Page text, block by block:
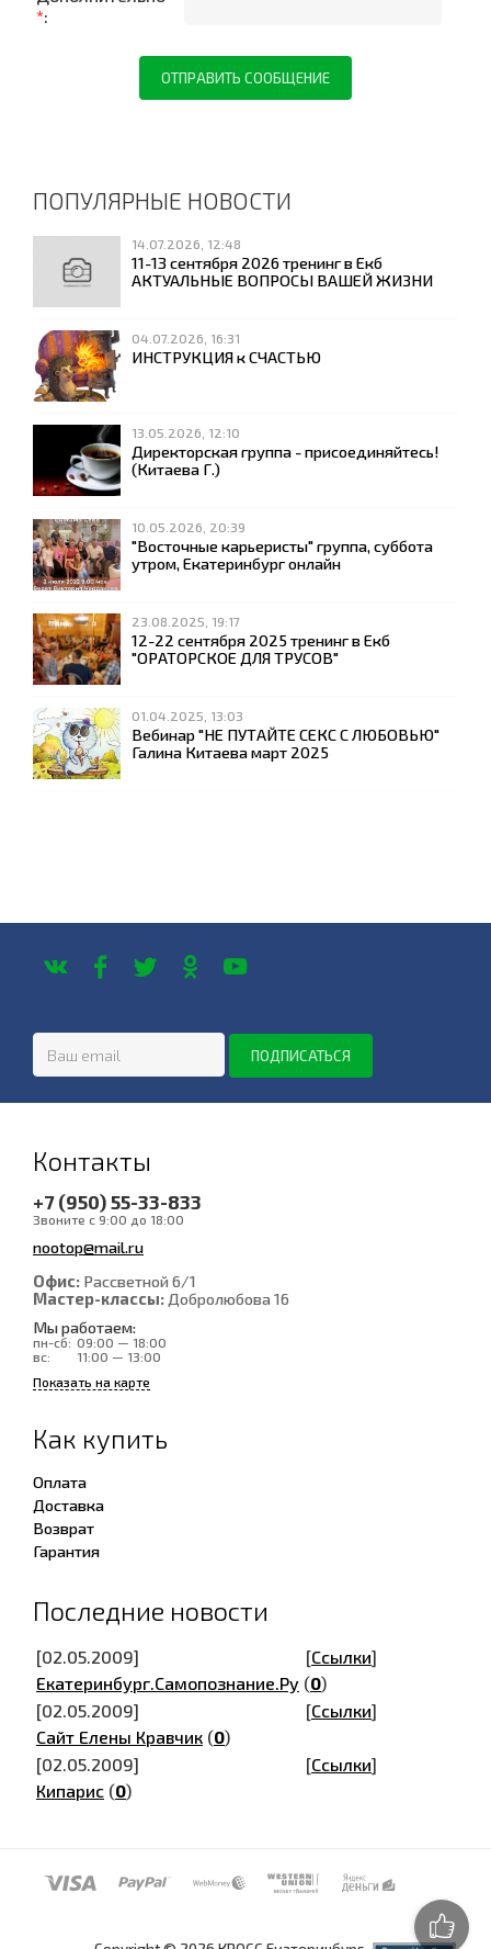
*:
ПОПУЛЯРНЫЕ НОВОСТИ
14.07.2026, 12:48
11-13 сентября 2026 тренинг в Екб
АКТУАЛЬНЫЕ ВОПРОСЫ ВАШЕЙ ЖИЗНИ
04.07.2026, 16:31
ИНСТРУКЦИЯ к СЧАСТЬЮ
13.05.2026, 12:10
Директорская группа - присоединяйтесь!
(Китаева Г.)
10.05.2026, 20:39
"Восточные карьеристы" группа, суббота
утром, Екатеринбург онлайн
23.08.2025, 19:17
12-22 сентября 2025 тренинг в Екб
"ОРАТОРСКОЕ ДЛЯ ТРУСОВ"
01.04.2025, 13:03
Вебинар "НЕ ПУТАЙТЕ СЕКС С ЛЮБОВЬЮ"
Галина Китаева март 2025
Контакты
+7 (950) 55-33-833
Звоните с 9:00 до 18:00
nootop@mail.ru
Офис: Рассветной 6/1
Мастер-классы: Добролюбова 16
Мы работаем:
пн-сб: 09:00 — 18:00
вс:
11:00 — 13:00
Показать на карте
Как купить
Оплата
Доставка
Возврат
Гарантия
Последние новости
[02.05.2009] [Ссылки]
Екатеринбург.Самопознание.Ру (0)
[02.05.2009]
[Ссылки]
Сайт Елены Кравчик (0)
[02.05.2009]
[Ссылки]
Кипарис (0)